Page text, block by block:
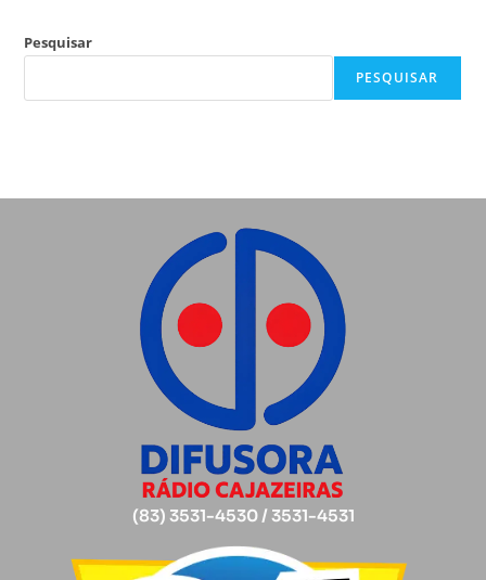
Pesquisar
PESQUISAR
(83) 3531-4530 / 3531-4531